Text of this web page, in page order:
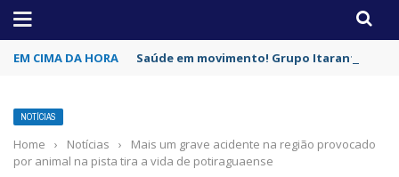
EM CIMA DA HORA Saúde em movimento! Grupo Itarantim
NOTÍCIAS
Home › Notícias ›
Mais um grave acidente na região provocado
por animal na pista tira a vida de potiraguaense